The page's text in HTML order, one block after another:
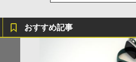
おすすめ記事